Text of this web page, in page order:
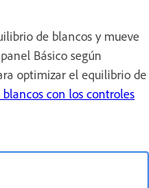
de blancos y mueve
Básico según
optimizar el equilibrio de
con los controles